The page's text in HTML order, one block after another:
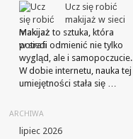
Ucz się robić
makijaż w sieci
Makijaż to sztuka, która
potrafi odmienić nie tylko
wygląd, ale i samopoczucie.
W dobie internetu, nauka tej
umiejętności stała się …
ARCHIWA
lipiec 2026